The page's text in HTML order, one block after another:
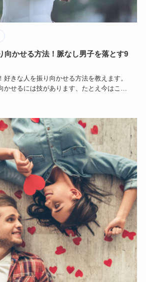
向かせる方法！脈なし男子を落とす9
好きな人を振り向かせる方法を教えます。
かせるには技があります、たとえ今はこち